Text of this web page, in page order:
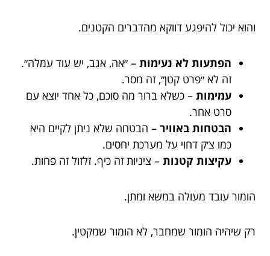
והוא יכול להיפגע דווקא מהדברים הקטנים.
הפתעות לא נעימות – ״אה, אגב, יש עוד עמלה״.
זה לא ״פרט קטן״, זה מסר.
עמימות – כשלא ברור מה סוכם, כל אחד יוצא עם
סרט אחר.
הבטחות באוויר – הבטחה שלא ניתן לקיים היא
כמו צ׳ק דחוי על מערכת יחסים.
עקיצות קטנות – ציניות זה כיף. זלזול זה פחות.
הומור עובד מעולה במשא ומתן.
רק שיהיה הומור שמחבר, לא הומור שמקטין.